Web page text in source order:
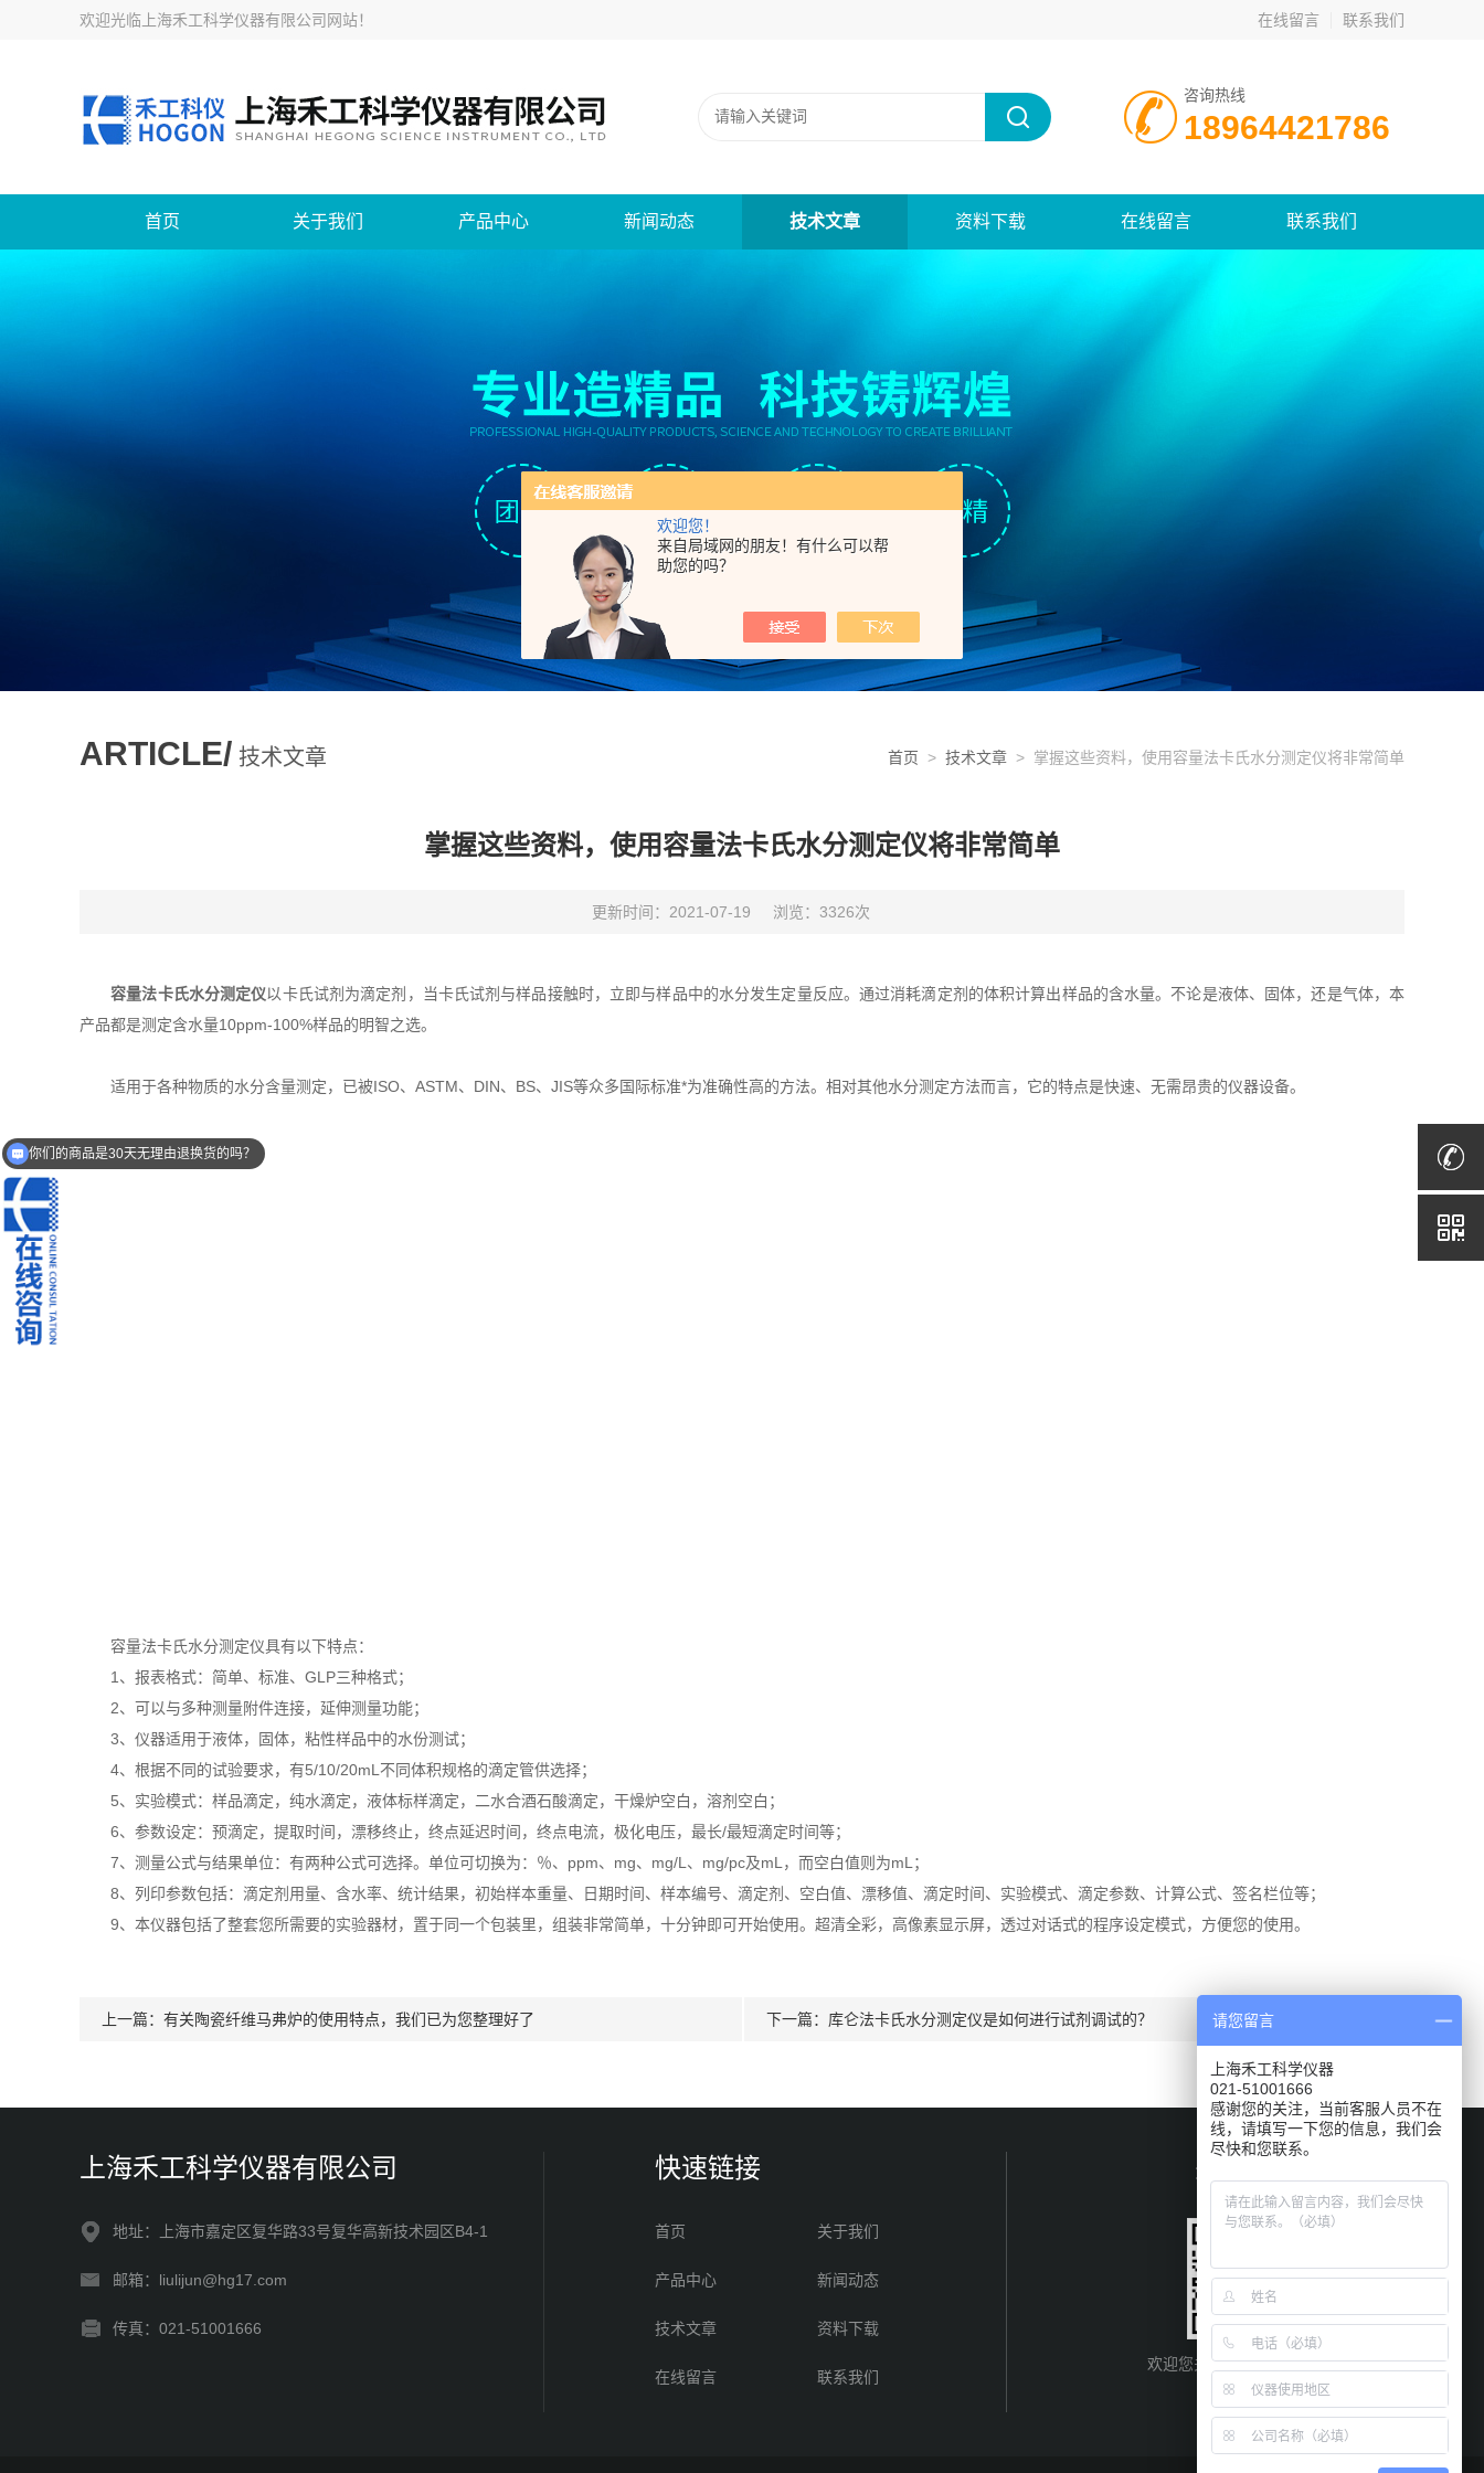
欢迎您！
来自局域网的朋友！有什么可以帮
助您的吗？
欢迎光临 上海禾工科学仪器有限公司网站！ 在线留言 联系我们
咨询热线
18964421786
首页 关于我们 产品中心 新闻动态 技术文章 资料下载 在线留言 联系我们
ARTICLE/ 技术文章 首页 > 技术文章 > 掌握这些资料，使用容量法卡氏水分测定仪将非常简单
掌握这些资料，使用容量法卡氏水分测定仪将非常简单
更新时间：2021-07-19 浏览：3326次
容量法卡氏水分测定仪以卡氏试剂为滴定剂，当卡氏试剂与样品接触时，立即与样品中的水分发生定量反应。通过消耗滴定剂的体积计算出样品的含水量。不论是液体、固体，还是气体，本
产品都是测定含水量10ppm-100%样品的明智之选。
适用于各种物质的水分含量测定，已被ISO、ASTM、DIN、BS、JIS等众多国际标准*为准确性高的方法。相对其他水分测定方法而言，它的特点是快速、无需昂贵的仪器设备。
容量法卡氏水分测定仪具有以下特点：
1、报表格式：简单、标准、GLP三种格式；
2、可以与多种测量附件连接，延伸测量功能；
3、仪器适用于液体，固体，粘性样品中的水份测试；
4、根据不同的试验要求，有5/10/20mL不同体积规格的滴定管供选择；
5、实验模式：样品滴定，纯水滴定，液体标样滴定，二水合酒石酸滴定，干燥炉空白，溶剂空白；
6、参数设定：预滴定，提取时间，漂移终止，终点延迟时间，终点电流，极化电压，最长/最短滴定时间等；
7、测量公式与结果单位：有两种公式可选择。单位可切换为：％、ppm、mg、mg/L、mg/pc及mL，而空白值则为mL；
8、列印参数包括：滴定剂用量、含水率、统计结果，初始样本重量、日期时间、样本编号、滴定剂、空白值、漂移值、滴定时间、实验模式、滴定参数、计算公式、签名栏位等；
9、本仪器包括了整套您所需要的实验器材，置于同一个包装里，组装非常简单，十分钟即可开始使用。超清全彩，高像素显示屏，透过对话式的程序设定模式，方便您的使用。
上一篇： 有关陶瓷纤维马弗炉的使用特点，我们已为您整理好了 下一篇： 库仑法卡氏水分测定仪是如何进行试剂调试的？
上海禾工科学仪器有限公司
地址：上海市嘉定区复华路33号复华高新技术园区B4-1
邮箱：liulijun@hg17.com
传真：021-51001666
快速链接
首页 关于我们
产品中心 新闻动态
技术文章 资料下载
在线留言 联系我们
关注我们
欢迎您关注我们的微信公众号
了解更多信息
你们的商品是30天无理由退换货的吗？
请您留言
上海禾工科学仪器
021-51001666
感谢您的关注，当前客服人员不在
线，请填写一下您的信息，我们会
尽快和您联系。